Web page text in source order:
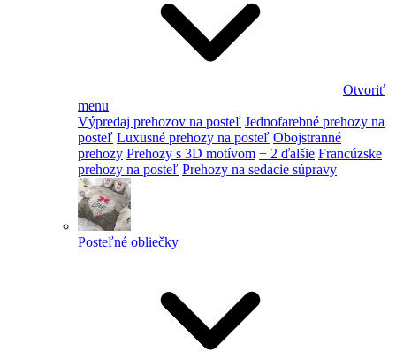
Otvoriť
menu
Výpredaj prehozov na posteľ Jednofarebné prehozy na
posteľ Luxusné prehozy na posteľ Obojstranné
prehozy Prehozy s 3D motívom + 2 ďalšie Francúzske
prehozy na posteľ Prehozy na sedacie súpravy
Posteľné obliečky